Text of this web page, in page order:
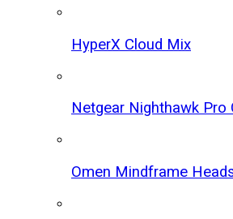
HyperX Cloud Mix
Netgear Nighthawk Pro
Omen Mindframe